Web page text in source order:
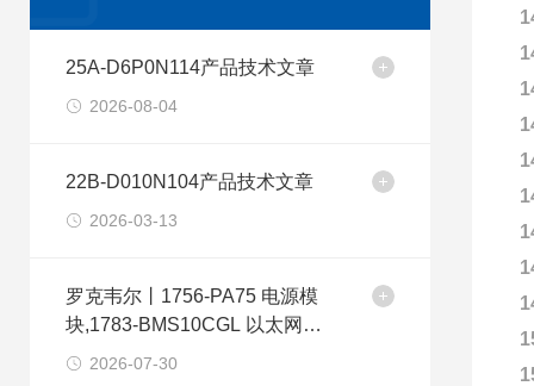
25A-D6P0N114产品技术文章
2026-08-04
22B-D010N104产品技术文章
2026-03-13
罗克韦尔丨1756-PA75 电源模
块,1783-BMS10CGL 以太网交
换机2026-07-30